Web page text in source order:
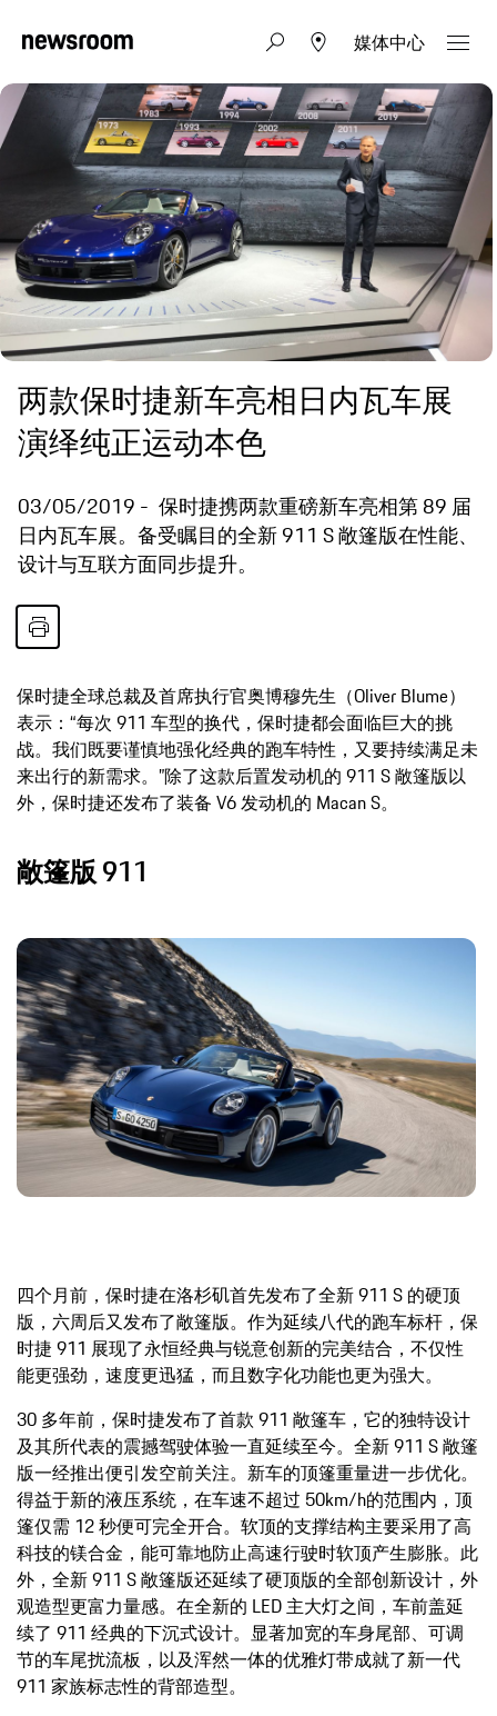
媒体中心
两款保时捷新车亮相日内瓦车展
演绎纯正运动本色
03/05/2019
保时捷携两款重磅新车亮相第 89 届
日内瓦车展。备受瞩目的全新 911 S 敞篷版在性能、
设计与互联方面同步提升。
保时捷全球总裁及首席执行官奥博穆先生（Oliver Blume）
表示：“每次 911 车型的换代，保时捷都会面临巨大的挑
战。我们既要谨慎地强化经典的跑车特性，又要持续满足未
来出行的新需求。”除了这款后置发动机的 911 S 敞篷版以
外，保时捷还发布了装备 V6 发动机的 Macan S。
敞篷版 911
四个月前，保时捷在洛杉矶首先发布了全新 911 S 的硬顶
版，六周后又发布了敞篷版。作为延续八代的跑车标杆，保
时捷 911 展现了永恒经典与锐意创新的完美结合，不仅性
能更强劲，速度更迅猛，而且数字化功能也更为强大。
30 多年前，保时捷发布了首款 911 敞篷车，它的独特设计
及其所代表的震撼驾驶体验一直延续至今。全新 911 S 敞篷
版一经推出便引发空前关注。新车的顶篷重量进一步优化。
得益于新的液压系统，在车速不超过 50km/h的范围内，顶
篷仅需 12 秒便可完全开合。软顶的支撑结构主要采用了高
科技的镁合金，能可靠地防止高速行驶时软顶产生膨胀。此
外，全新 911 S 敞篷版还延续了硬顶版的全部创新设计，外
观造型更富力量感。在全新的 LED 主大灯之间，车前盖延
续了 911 经典的下沉式设计。显著加宽的车身尾部、可调
节的车尾扰流板，以及浑然一体的优雅灯带成就了新一代
911 家族标志性的背部造型。